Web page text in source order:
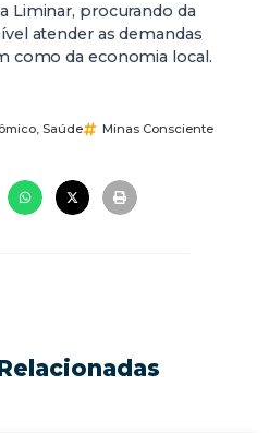
Liminar, procurando da
atender as demandas
como da economia local.
, Saúde Minas Consciente